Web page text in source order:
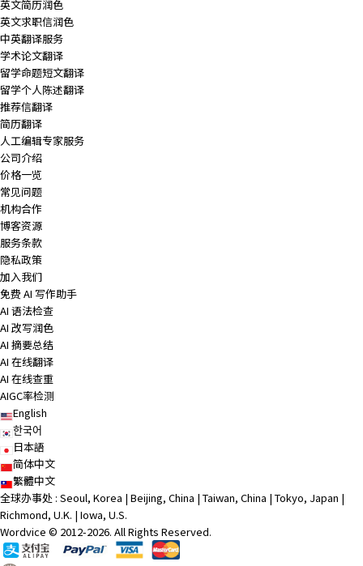
英文简历润色
英文求职信润色
中英翻译服务
学术论文翻译
留学命题短文翻译
留学个人陈述翻译
推荐信翻译
简历翻译
人工编辑专家服务
公司介绍
价格一览
常见问题
机构合作
博客资源
服务条款
隐私政策
加入我们
免费 AI 写作助手
AI 语法检查
AI 改写润色
AI 摘要总结
AI 在线翻译
AI 在线查重
AIGC率检测
English
한국어
日本語
简体中文
繁體中文
全球办事处 : Seoul, Korea | Beijing, China | Taiwan, China | Tokyo, Japan |
Richmond, U.K. | Iowa, U.S.
Wordvice © 2012-2026. All Rights Reserved.